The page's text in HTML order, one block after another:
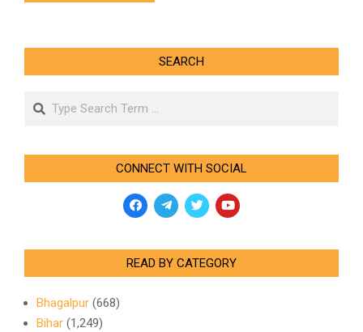
SEARCH
Search
CONNECT WITH SOCIAL
READ BY CATEGORY
Bhagalpur (668)
Bihar (1,249)